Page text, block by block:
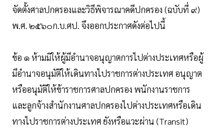
จัดตั้งศาลปกครองและวิธีพิจารณาคดีปกครอง (ฉบับที่ ๙)
พ.ศ. ๒๕๖๐ก.บ.ศป. จึงออกประกาศดังต่อไปนี้
ข้อ ๑ ห้ามมิให้ผู้มีอำนาจอนุญาตการไปต่างประเทศหรือผู้
มีอำนาจอนุมัติให้เดินทางไปราชการต่างประเทศ อนุญาต
หรืออนุมัติให้ข้าราชการศาลปกครอง พนักงานราชการ
และลูกจ้างสำนักงานศาลปกครองไปต่างประเทศหรือเดิน
ทางไปราชการต่างประเทศ ยังหรือแวะผ่าน (Transit)